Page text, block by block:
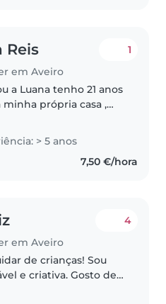
Reis
em Aveiro
1
a Luana tenho 21 anos
minha própria casa ,
Tenho uma filha de 4
educada , meiga e
Que anda na cresce...
> 5 anos
7,50 €/hora
em Aveiro
4
de crianças! Sou
e criativa. Gosto de